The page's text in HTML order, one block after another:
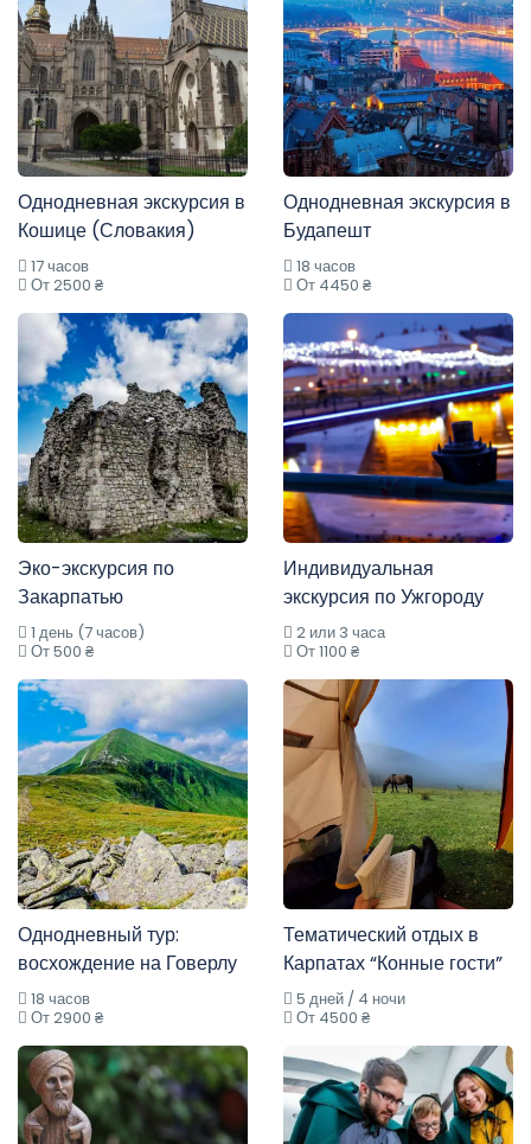
Однодневная экскурсия в
Кошице (Словакия)
17 часов
От 2500 ₴
Однодневная экскурсия в
Будапешт
18 часов
От 4450 ₴
Эко-экскурсия по
Закарпатью
1 день (7 часов)
От 500 ₴
Индивидуальная
экскурсия по Ужгороду
2 или 3 часа
От 1100 ₴
Однодневный тур:
восхождение на Говерлу
18 часов
От 2900 ₴
Тематический отдых в
Карпатах “Конные гости”
5 дней / 4 ночи
От 4500 ₴